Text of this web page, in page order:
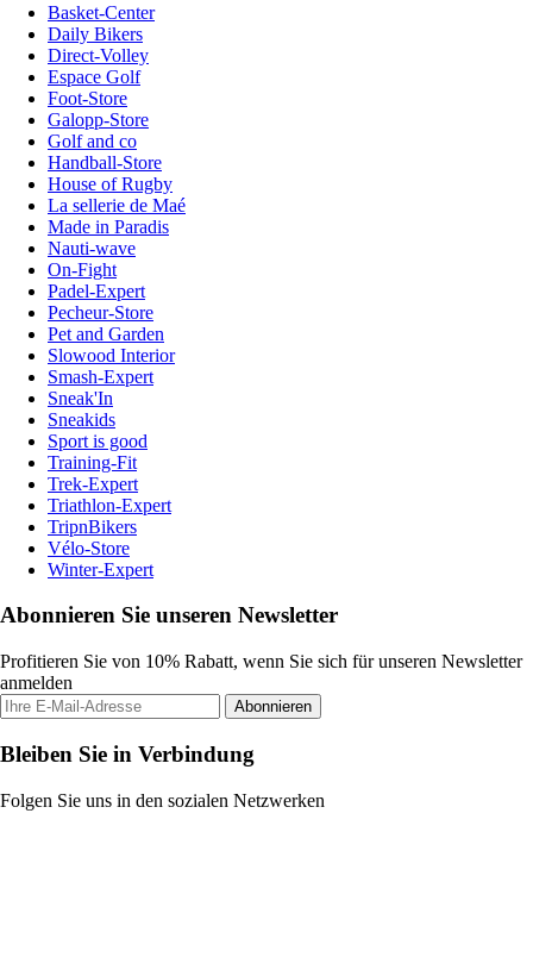
Basket-Center
Daily Bikers
Direct-Volley
Espace Golf
Foot-Store
Galopp-Store
Golf and co
Handball-Store
House of Rugby
La sellerie de Maé
Made in Paradis
Nauti-wave
On-Fight
Padel-Expert
Pecheur-Store
Pet and Garden
Slowood Interior
Smash-Expert
Sneak'In
Sneakids
Sport is good
Training-Fit
Trek-Expert
Triathlon-Expert
TripnBikers
Vélo-Store
Winter-Expert
Abonnieren Sie unseren Newsletter
Profitieren Sie von 10% Rabatt, wenn Sie sich für unseren Newsletter
anmelden
Abonnieren
Bleiben Sie in Verbindung
Folgen Sie uns in den sozialen Netzwerken